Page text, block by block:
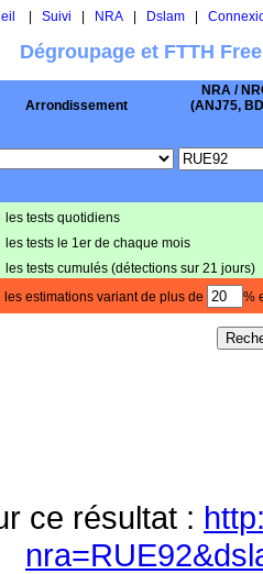
Suivi NRA| Dslam|
Dégroupage et FTTH
Arrondissement
NRA /
(ANJ75,
les tests quotidiens
les tests le 1er de chaque mois
les tests cumulés (détections sur 21 jours)
les estimations variant de plus de %
ce résultat :